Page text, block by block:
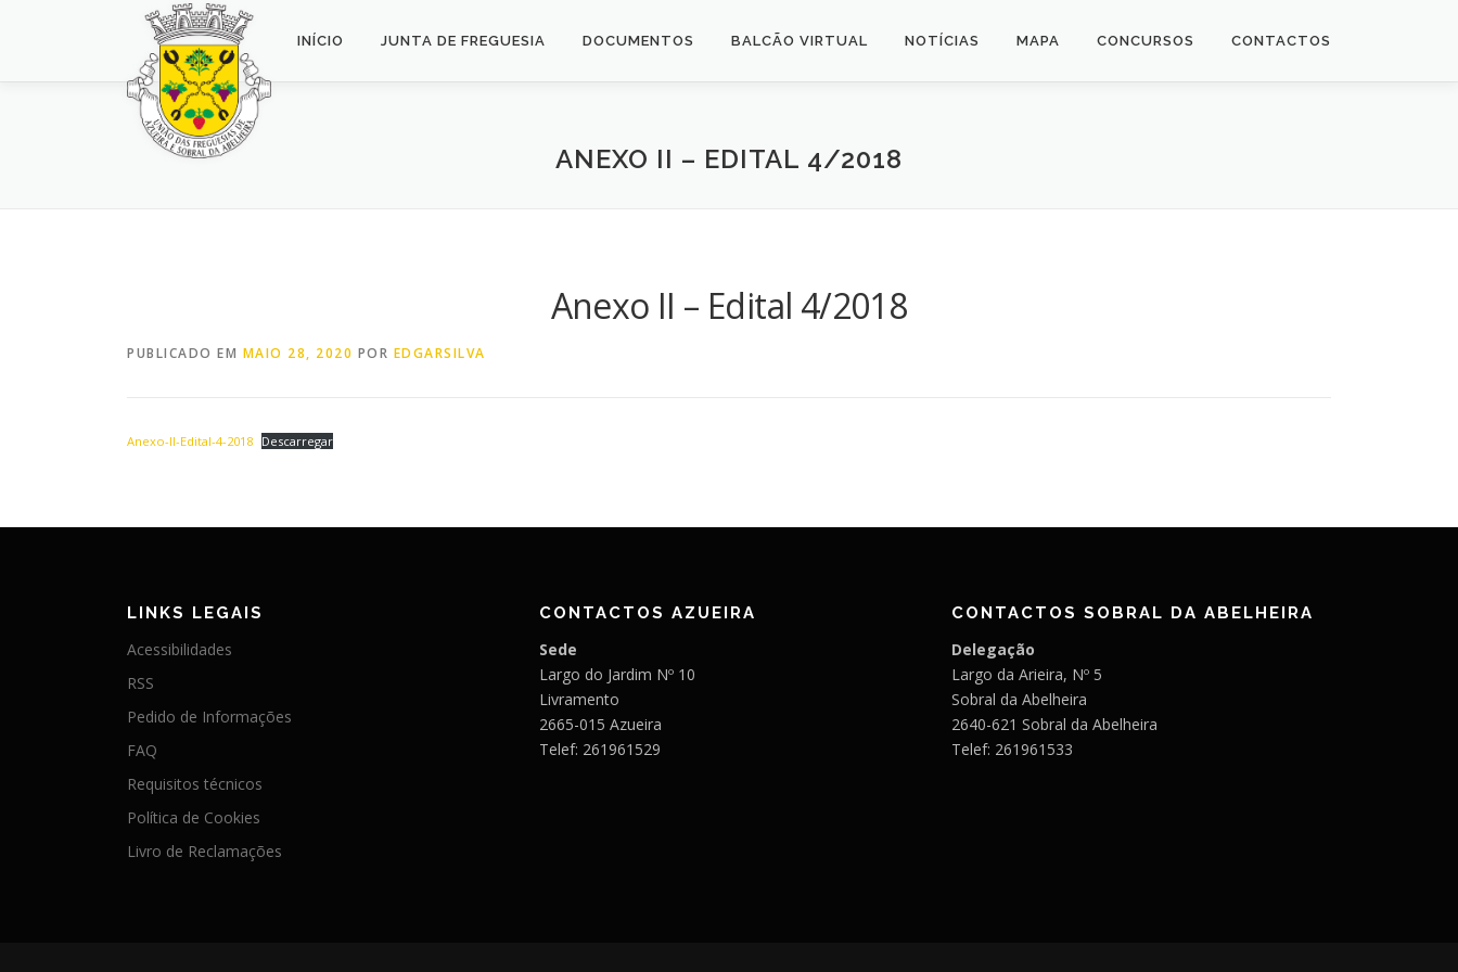
INÍCIO JUNTA DE FREGUESIA DOCUMENTOS BALCÃO VIRTUAL NOTÍCIAS MAPA CONCURSOS CONTACTOS
ANEXO II – EDITAL 4/2018
Anexo II – Edital 4/2018
PUBLICADO EM MAIO 28, 2020 POR EDGARSILVA
Anexo-II-Edital-4-2018 Descarregar
LINKS LEGAIS
Acessibilidades
RSS
Pedido de Informações
FAQ
Requisitos técnicos
Política de Cookies
Livro de Reclamações
CONTACTOS AZUEIRA
Sede
Largo do Jardim Nº 10
Livramento
2665-015 Azueira
Telef: 261961529
CONTACTOS SOBRAL DA ABELHEIRA
Delegação
Largo da Arieira, Nº 5
Sobral da Abelheira
2640-621 Sobral da Abelheira
Telef: 261961533